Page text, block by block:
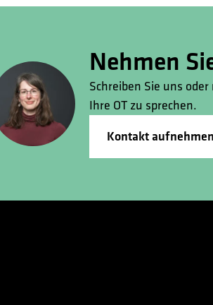
Nehmen
Schreiben Sie uns
Ihre OT zu sprechen.
Kontakt aufnehmen